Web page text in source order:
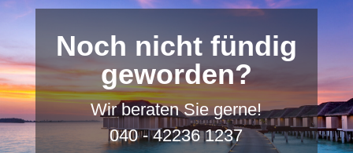
Noch nicht fündig
geworden?
Wir beraten Sie gerne!
040 - 42236 1237